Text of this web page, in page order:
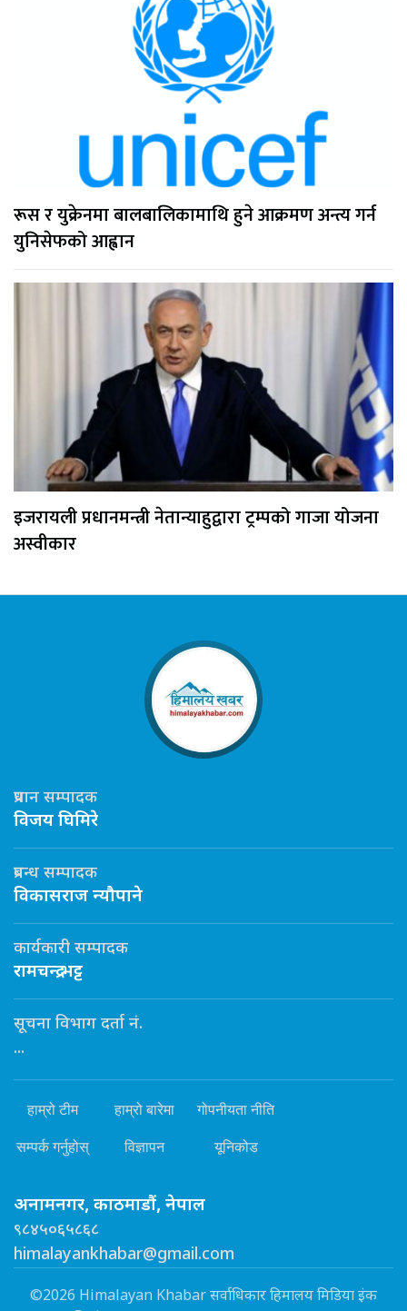
रूस र युक्रेनमा बालबालिकामाथि हुने आक्रमण अन्त्य गर्न
युनिसेफको आह्वान
इजरायली प्रधानमन्त्री नेतान्याहुद्वारा ट्रम्पको गाजा योजना
अस्वीकार
प्रधान सम्पादक
विजय घिमिरे
प्रबन्ध सम्पादक
विकासराज न्यौपाने
कार्यकारी सम्पादक
रामचन्द्र भट्ट
सूचना विभाग दर्ता नं.
...
हाम्रो टीम हाम्रो बारेमा गोपनीयता नीति
सम्पर्क गर्नुहोस् विज्ञापन यूनिकोड
अनामनगर, काठमाडौं, नेपाल
९८४५०६५८६८
himalayankhabar@gmail.com
©2026 Himalayan Khabar सर्वाधिकार हिमालय मिडिया इंक